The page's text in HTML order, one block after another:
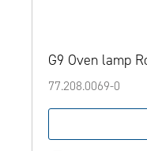
G9 Oven lamp
77.208.0069-0